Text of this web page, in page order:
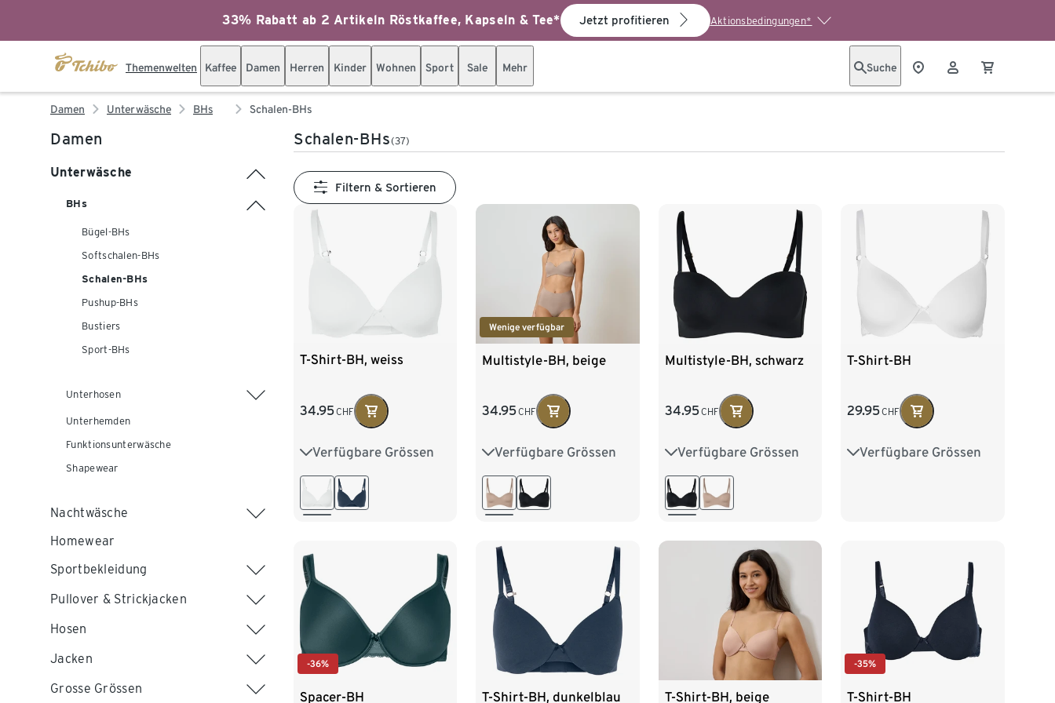
33% Rabatt ab 2 Artikeln Röstkaffee, Kapseln & Tee* Jetzt profitieren Aktionsbedingungen*
Themenwelten Kaffee Damen Herren Kinder Wohnen Sport Sale Mehr Suche
Damen Unterwäsche BHs Schalen-BHs
Damen
Unterwäsche
BHs
Bügel-BHs
Softschalen-BHs
Schalen-BHs
Pushup-BHs
Bustiers
Sport-BHs
Unterhosen
Unterhemden
Funktionsunterwäsche
Shapewear
Nachtwäsche
Homewear
Sportbekleidung
Pullover & Strickjacken
Hosen
Jacken
Grosse Grössen
Schalen-BHs(37)
Filtern & Sortieren
T-Shirt-BH, weiss
34.95CHF
Verfügbare Grössen
75A 75B 80A
80C
Wenige verfügbar
Multistyle-BH, beige
34.95CHF
Verfügbare Grössen
75B 75C 80B
80C 85B
Multistyle-BH, schwarz
34.95CHF
Verfügbare Grössen
75B 75C 80B
80C 85B
T-Shirt-BH
29.95CHF
Verfügbare Grössen
75A 75B 80A
-36%
Spacer-BH T-Shirt-BH, dunkelblau T-Shirt-BH, beige
-35%
T-Shirt-BH